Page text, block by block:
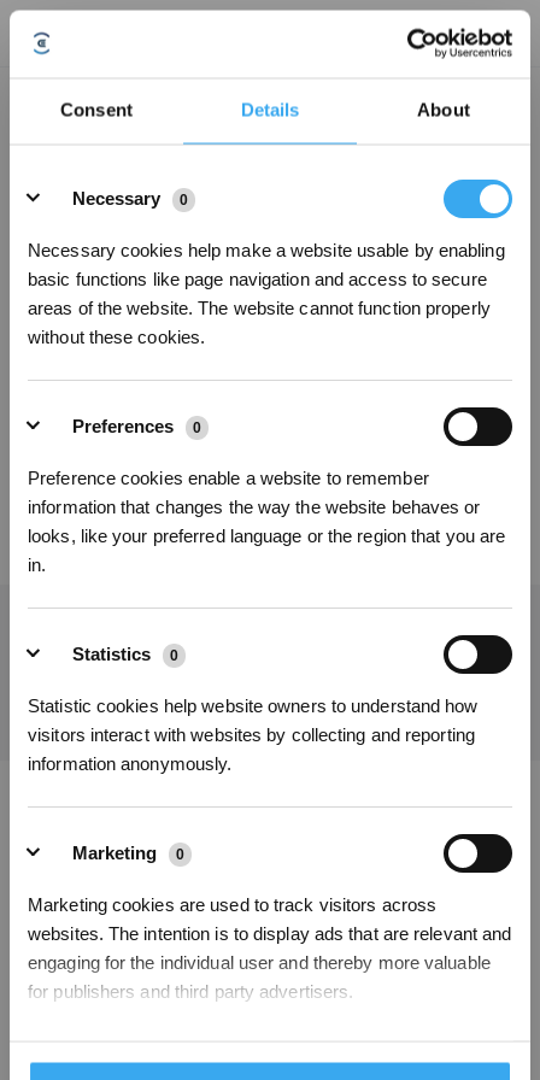
Consent Details About
Necessary
0
Necessary cookies help make a website usable by enabling
basic functions like page navigation and access to secure
areas of the website. The website cannot function properly
without these cookies.
Preferences 0
Preference cookies enable a website to remember
information that changes the way the website behaves or
looks, like your preferred language or the region that you are
in.
Statistics 0
Statistic cookies help website owners to understand how
visitors interact with websites by collecting and reporting
information anonymously.
Marketing 0
Marketing cookies are used to track visitors across
websites. The intention is to display ads that are relevant and
engaging for the individual user and thereby more valuable
for publishers and third party advertisers.
veille ?
Le pack batterie des modèles GOAT O800 RTK et GOAT O1200 RTK dispose
d'une autonomie d'environ 9 heures et 13 heures respectivement lorsque
l'appareil est en veille.
Cet article vous a-t-il été utile ?
Obtenez les dernières nouvelles d'ECOVACS
SOUMETTRE
INNOVATION
Inscrivez-vous et recevez
S'INSCRIRE